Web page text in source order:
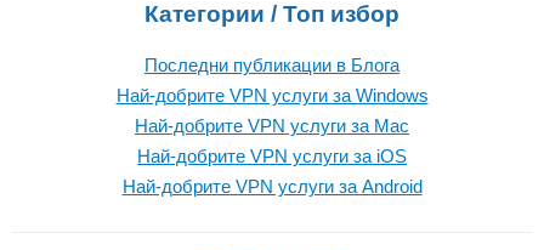
Категории / Топ избор
Последни публикации в Блога
Най-добрите VPN услуги за Windows
Най-добрите VPN услуги за Mac
Най-добрите VPN услуги за iOS
Най-добрите VPN услуги за Android